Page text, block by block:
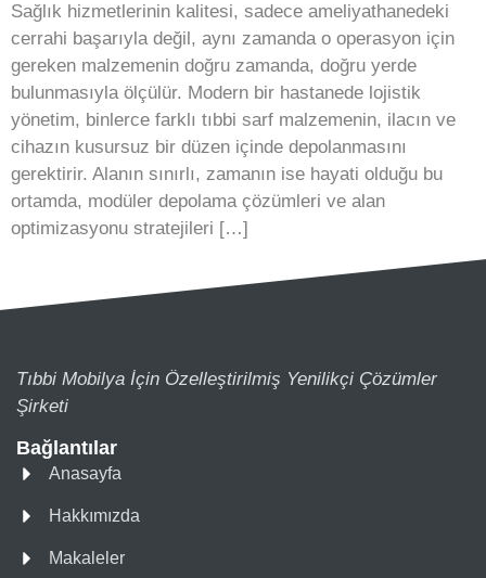
Sağlık hizmetlerinin kalitesi, sadece ameliyathanedeki
cerrahi başarıyla değil, aynı zamanda o operasyon için
gereken malzemenin doğru zamanda, doğru yerde
bulunmasıyla ölçülür. Modern bir hastanede lojistik
yönetim, binlerce farklı tıbbi sarf malzemenin, ilacın ve
cihazın kusursuz bir düzen içinde depolanmasını
gerektirir. Alanın sınırlı, zamanın ise hayati olduğu bu
ortamda, modüler depolama çözümleri ve alan
optimizasyonu stratejileri […]
Tıbbi Mobilya İçin Özelleştirilmiş Yenilikçi Çözümler
Şirketi
Bağlantılar
Anasayfa
Hakkımızda
Makaleler